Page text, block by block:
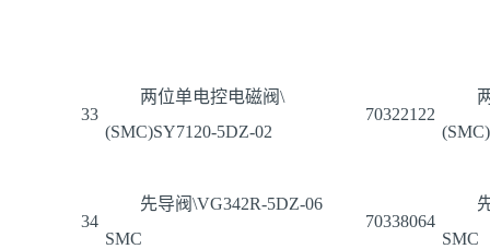
33
两位单电控电磁阀\
(SMC)SY7120-5DZ-02
70322122
34
先导阀\VG342R-5DZ-06
SMC
70338064
SMC